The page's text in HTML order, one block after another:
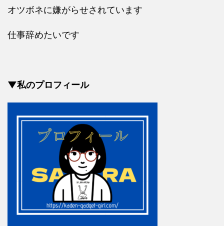
オツボネに嫌がらせされています
仕事辞めたいです
▼私のプロフィール